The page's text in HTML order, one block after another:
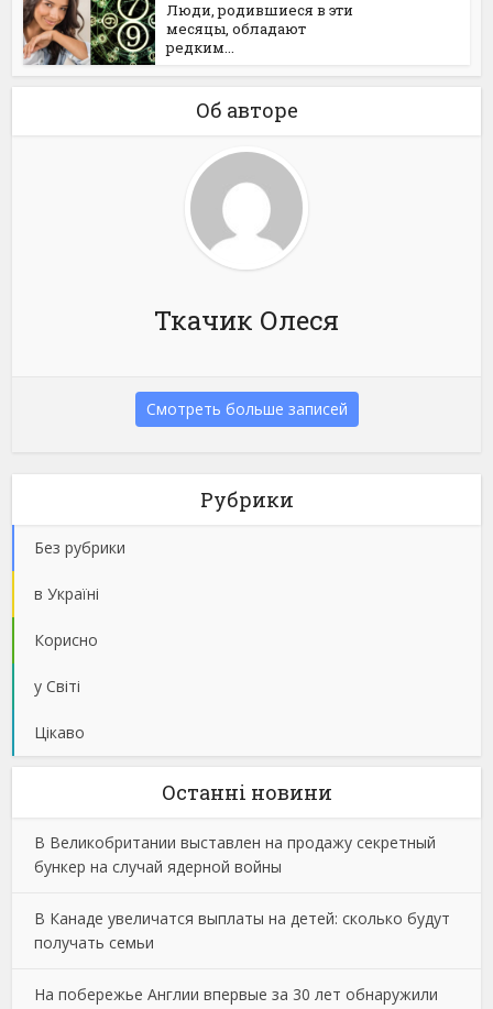
Люди, родившиеся в эти
месяцы, обладают
редким...
Об авторе
Ткачик Олеся
Смотреть больше записей
Рубрики
Без рубрики
в Україні
Корисно
у Світі
Цікаво
Останнi новини
В Великобритании выставлен на продажу секретный
бункер на случай ядерной войны
В Канаде увеличатся выплаты на детей: сколько будут
получать семьи
На побережье Англии впервые за 30 лет обнаружили